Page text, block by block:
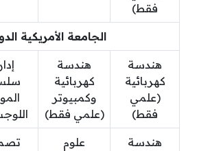
فقط)
الجامعة الأمريكية
هندسة
كهربائية
(علمي
فقط)
هندسة
كهربائية
وكمبيوتر
(علمي فقط)
هندسة
علوم